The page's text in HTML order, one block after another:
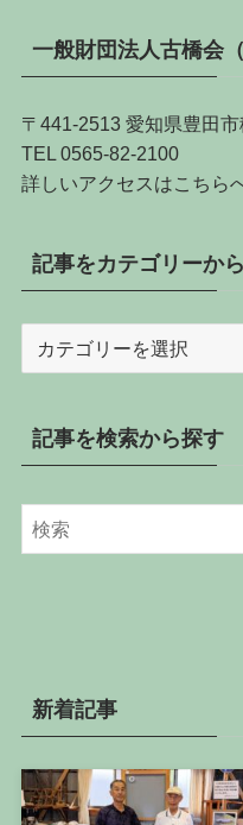
一般財団法人古橋会
〒441-2513 愛知県豊田
TEL 0565-82-2100
詳しいアクセスはこちら
記事をカテゴリーか
カ
テ
ー
記事を検索から探す
新着記事